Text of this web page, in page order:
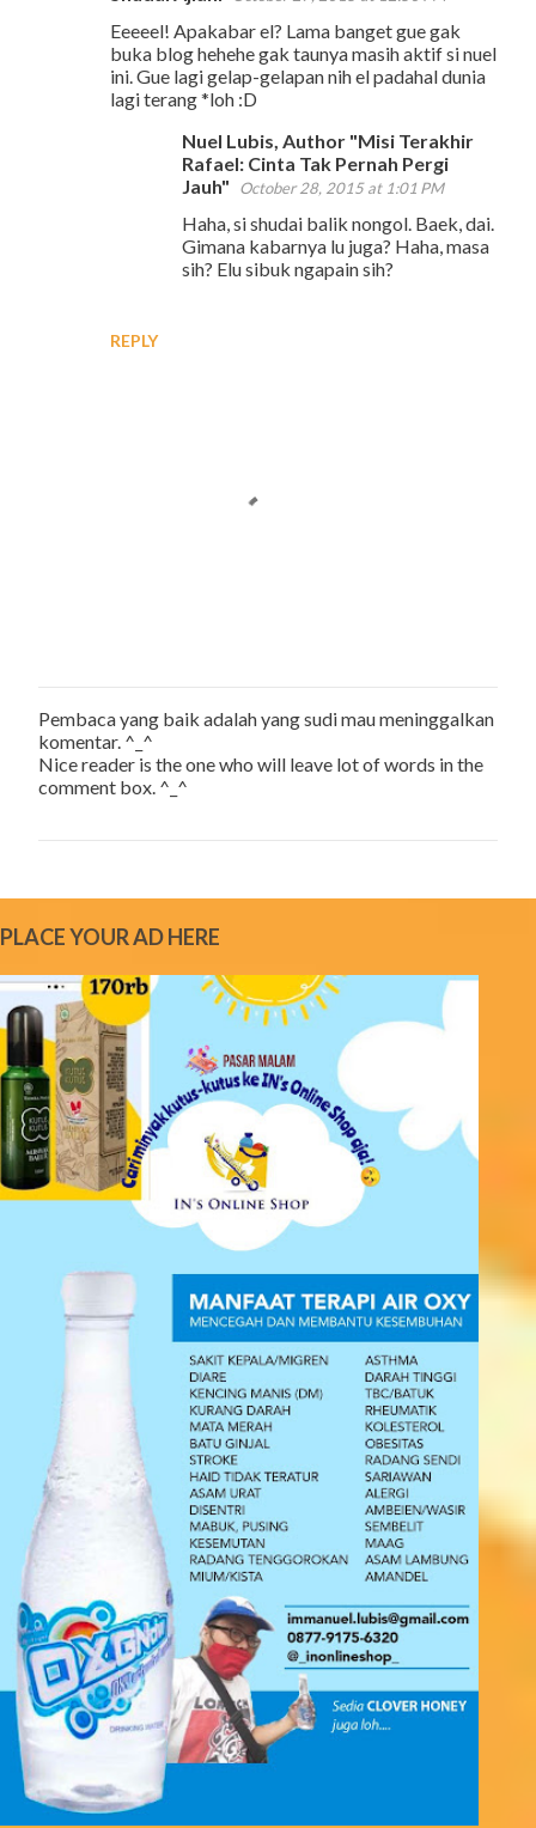
Eeeeel! Apakabar el? Lama banget gue gak
buka blog hehehe gak taunya masih aktif si nuel
ini. Gue lagi gelap-gelapan nih el padahal dunia
lagi terang *loh :D
REPLY
Nuel Lubis, Author "Misi Terakhir
Rafael: Cinta Tak Pernah Pergi
Jauh"
October 28, 2015 at 1:01 PM
Haha, si shudai balik nongol. Baek, dai.
Gimana kabarnya lu juga? Haha, masa
sih? Elu sibuk ngapain sih?
P
o
s
t
C
e
n
t
Pembaca yang baik adalah yang sudi mau meninggalkan
komentar. ^_^
Nice reader is the one who will leave lot of words in the
comment box. ^_^
PLACE YOUR AD HERE